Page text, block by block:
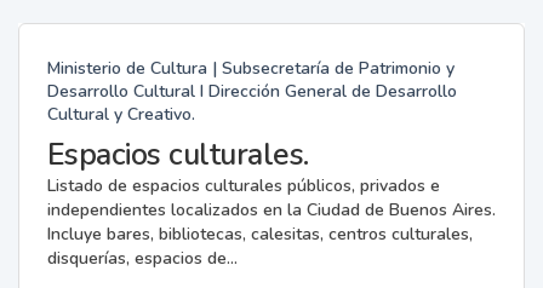
Ministerio de Cultura | Subsecretaría de Patrimonio y
Desarrollo Cultural I Dirección General de Desarrollo
Cultural y Creativo.
Espacios culturales.
Listado de espacios culturales públicos, privados e
independientes localizados en la Ciudad de Buenos Aires.
Incluye bares, bibliotecas, calesitas, centros culturales,
disquerías, espacios de...